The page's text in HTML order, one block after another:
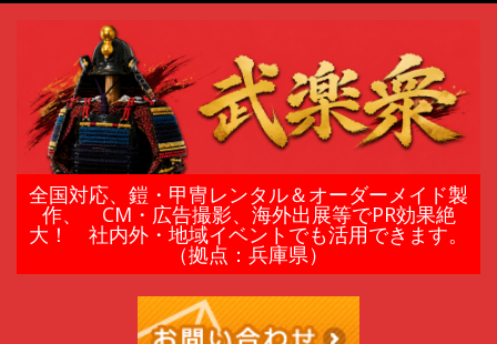
鎧
甲
全国対応、鎧・甲冑レンタル＆オーダーメイド製
作、 CM・広告撮影、海外出展等でPR効果絶
大！ 社内外・地域イベントでも活用できます。
（拠点：兵庫県）